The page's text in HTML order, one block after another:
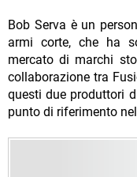
Bob Serva è un
armi corte, che ha
mercato di marchi
collaborazione tra
questi due produttori
punto di riferimento